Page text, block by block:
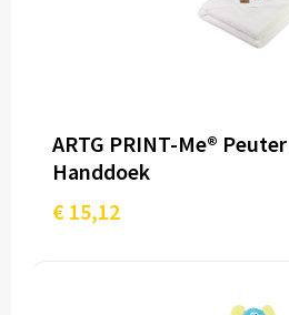
ARTG PRINT-Me®
Handdoek
€ 15,12